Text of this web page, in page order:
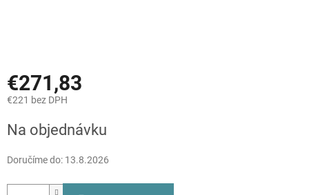
€271,83
€221 bez DPH
cena:
Na objednávku
Doručíme do: 13.8.2026